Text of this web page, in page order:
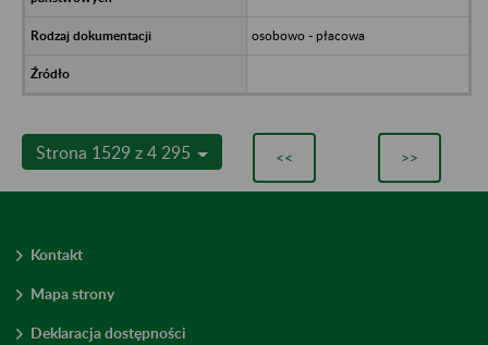
osobowo - płacowa
Strona 1529 z 4 295 << >>
Kontakt
Mapa strony
Deklaracja dostępności